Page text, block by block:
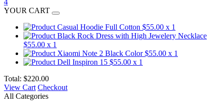
4
YOUR CART
Casual Hoodie Full Cotton $55.00 x 1
Black Rock Dress with High Jewelery Necklace
$55.00 x 1
Xiaomi Note 2 Black Color $55.00 x 1
Dell Inspiron 15 $55.00 x 1
Total: $220.00
View Cart Checkout
All Categories